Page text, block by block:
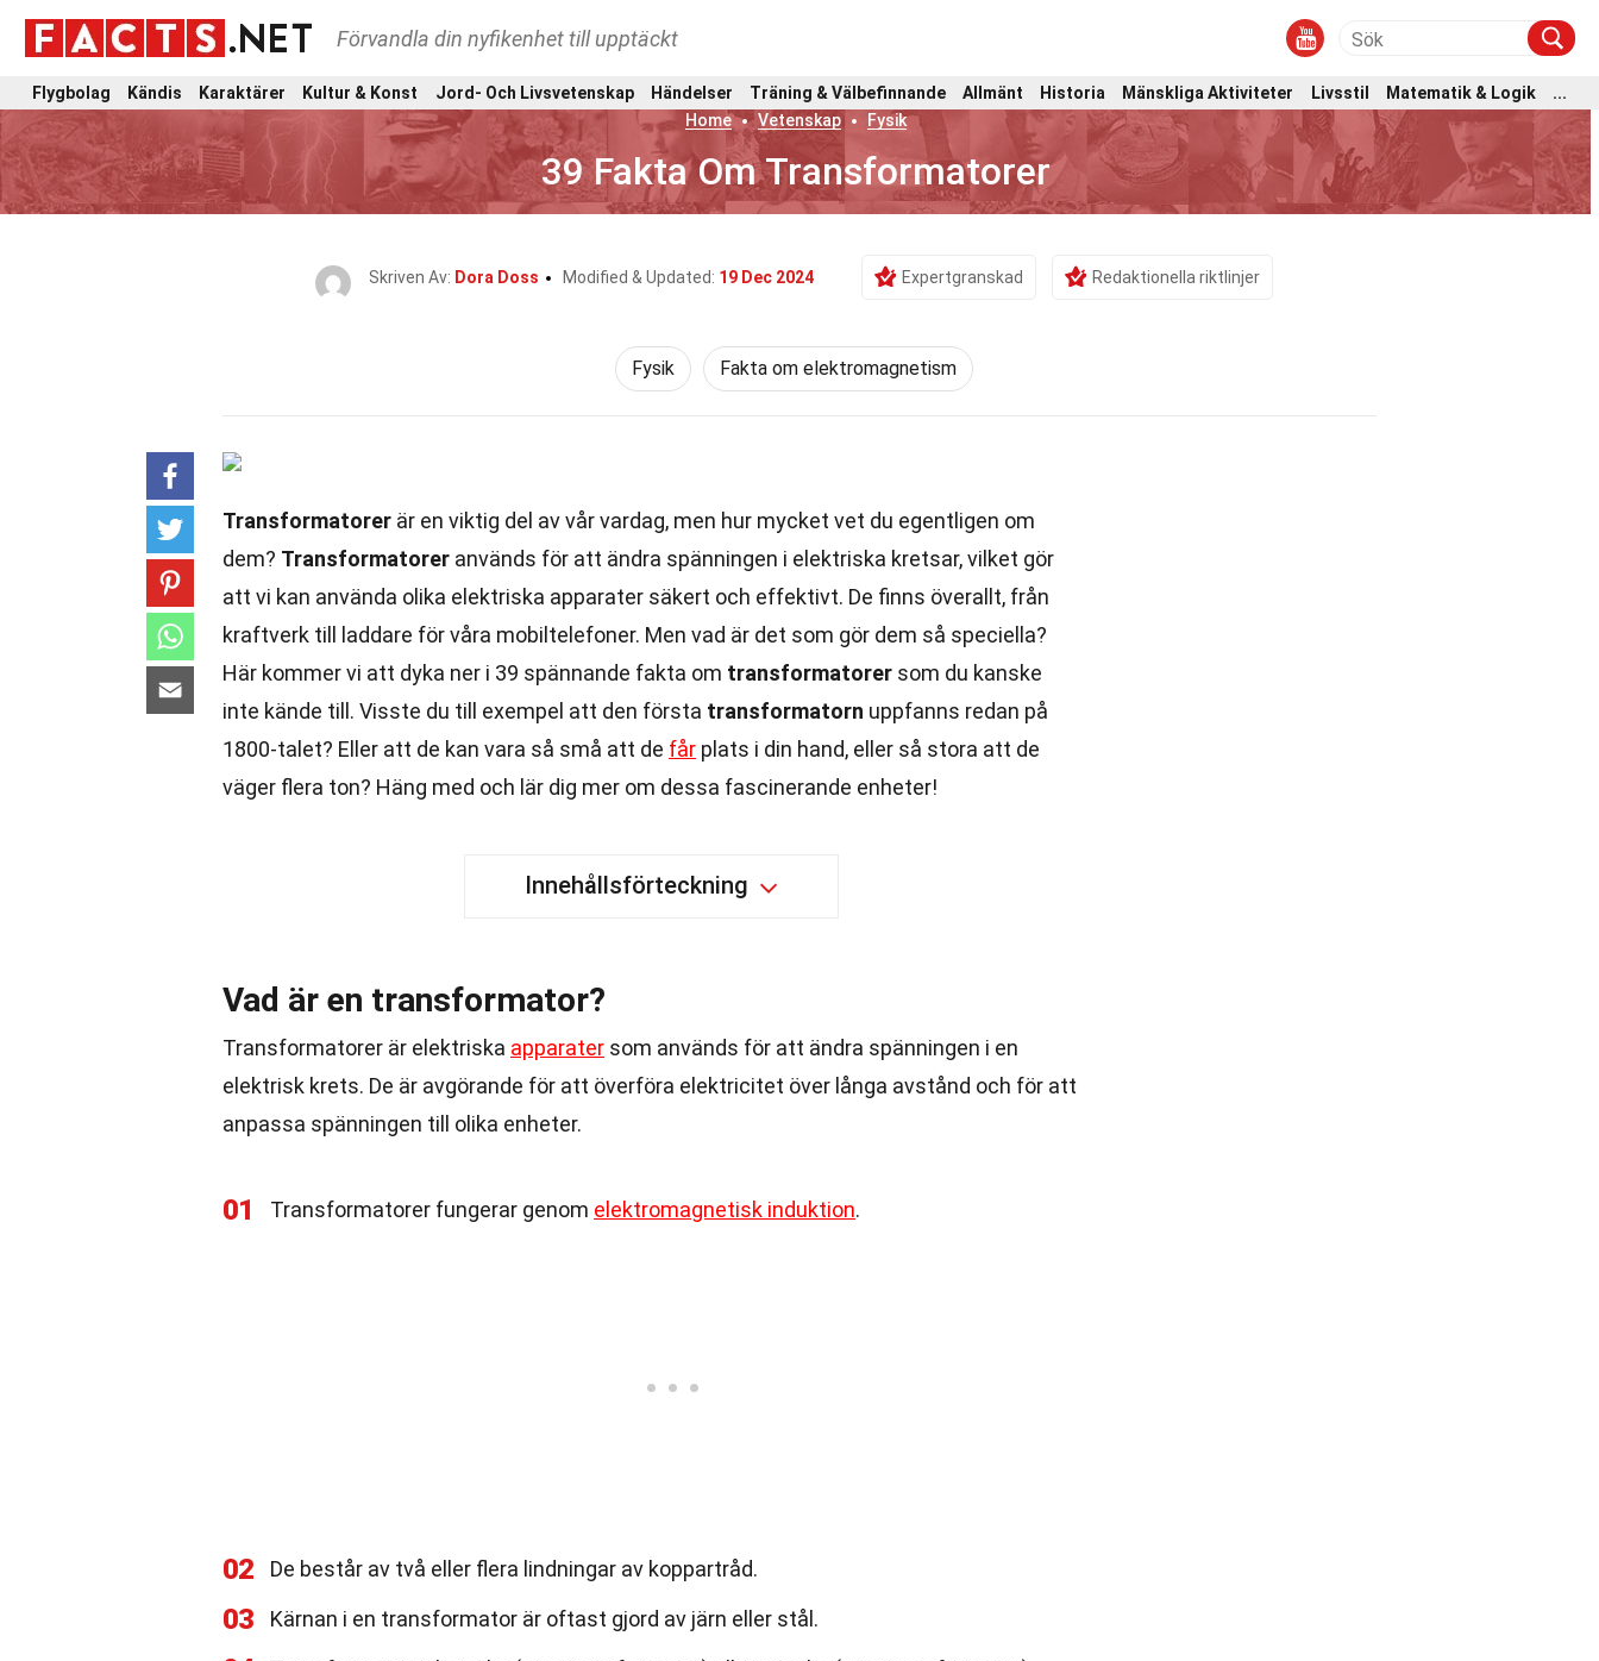
Förvandla din nyfikenhet till upptäckt
Flygbolag Kändis Karaktärer Kultur & Konst Jord- Och Livsvetenskap Händelser Träning & Välbefinnande Allmänt Historia Mänskliga Aktiviteter Livsstil Matematik & Logik
...
Home
Vetenskap Fysik
39 Fakta Om Transformatorer
Skriven Av: Dora Doss Modified & Updated: 19 Dec 2024 Expertgranskad Redaktionella riktlinjer
Fysik Fakta om elektromagnetism
Transformatorer är en viktig del av vår vardag, men hur mycket vet du egentligen om
dem? Transformatorer används för att ändra spänningen i elektriska kretsar, vilket gör
att vi kan använda olika elektriska apparater säkert och effektivt. De finns överallt, från
kraftverk till laddare för våra mobiltelefoner. Men vad är det som gör dem så speciella?
Här kommer vi att dyka ner i 39 spännande fakta om transformatorer som du kanske
inte kände till. Visste du till exempel att den första transformatorn uppfanns redan på
1800-talet? Eller att de kan vara så små att de får plats i din hand, eller så stora att de
väger flera ton? Häng med och lär dig mer om dessa fascinerande enheter!
Innehållsförteckning
Vad är en transformator?
Transformatorer är elektriska apparater som används för att ändra spänningen i en
elektrisk krets. De är avgörande för att överföra elektricitet över långa avstånd och för att
anpassa spänningen till olika enheter.
01 Transformatorer fungerar genom elektromagnetisk induktion.
02 De består av två eller flera lindningar av koppartråd.
03 Kärnan i en transformator är oftast gjord av järn eller stål.